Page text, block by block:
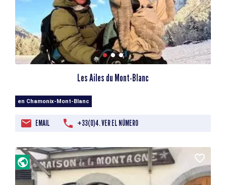
Les Ailes du Mont-Blanc
en Chamonix-Mont-Blanc
EMAIL +33(0)4. VER EL NÚMERO